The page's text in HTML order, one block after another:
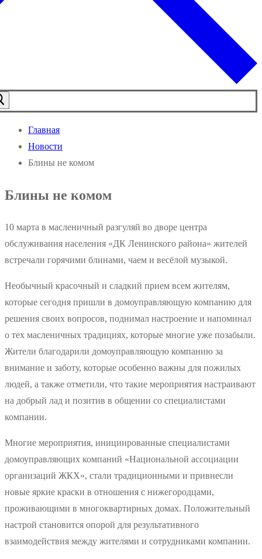
Главная
Новости
Блины не комом
Блины не комом
10 марта в масленичный разгуляй во дворе центра
обслуживания населения «ДК Ленинского района» жителей
встречали горячими блинами, чаем и весёлой музыкой.
Необычный красочный и сладкий прием всем жителям,
которые сегодня пришли в домоуправляющую компанию для
решения своих вопросов, поднимал настроение и напоминал
о тех масленичных традициях, которые многие уже позабыли.
Жители благодарили домоуправляющую компанию за
внимание и заботу, которые особенно важны для пожилых
людей, а также отметили, что такие мероприятия настраивают
на добрый лад и позитив в общении со специалистами
компании.
Многие мероприятия, инициированные специалистами
домоуправляющих компаний «Национальной ассоциации
организаций ЖКХ», стали традиционными и привнесли
новые яркие краски в отношения с нижегородцами,
проживающими в многоквартирных домах. Положительный
настрой становится опорой для результативного
взаимодействия между жителями и сотрудниками компании.